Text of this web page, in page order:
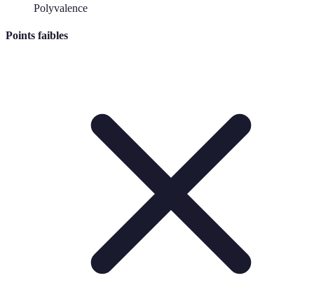
Polyvalence
Points faibles